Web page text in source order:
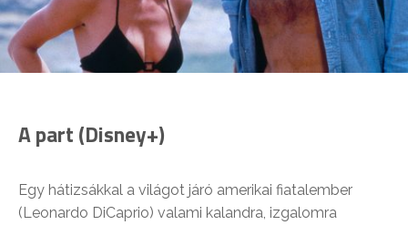
A part (Disney+)
Egy hátizsákkal a világot járó amerikai fiatalember
(Leonardo DiCaprio) valami kalandra, izgalomra